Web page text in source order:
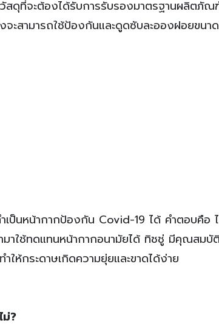
สดุที่จะต้องได้รับการรับรองมาตรฐานผลิตภัณ
ะสามารถใช้ป้องกันและดูดซับละอองฝอยขนา
ป็นหน้ากากป้องกัน Covid-19 ได้ คำตอบคือ
มาใช้ทดแทนหน้ากากอนามัยได้ ทิชชู่ มีคุณสมบั
ห้กระดาษเกิดความยุ่ยและขาดได้ง่าย
ม่?